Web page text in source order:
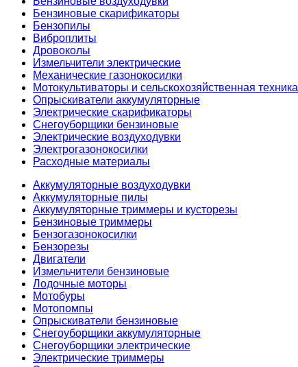
Бензиновые скарификаторы
Бензопилы
Виброплиты
Дровоколы
Измельчители электрические
Механические газонокосилки
Мотокультиваторы и сельскохозяйственная техника
Опрыскиватели аккумуляторные
Электрические скарификаторы
Снегоуборщики бензиновые
Электрические воздуходувки
Электрогазонокосилки
Расходные материалы
Аккумуляторные воздуходувки
Аккумуляторные пилы
Аккумуляторные триммеры и кусторезы
Бензиновые триммеры
Бензогазонокосилки
Бензорезы
Двигатели
Измельчители бензиновые
Лодочные моторы
Мотобуры
Мотопомпы
Опрыскиватели бензиновые
Снегоуборщики аккумуляторные
Снегоуборщики электрические
Электрические триммеры